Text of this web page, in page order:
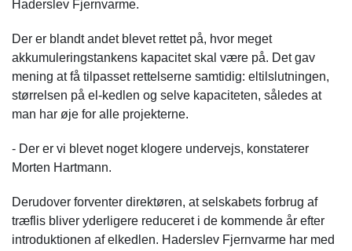
Haderslev Fjernvarme.
Der er blandt andet blevet rettet på, hvor meget
akkumuleringstankens kapacitet skal være på. Det gav
mening at få tilpasset rettelserne samtidig: eltilslutningen,
størrelsen på el-kedlen og selve kapaciteten, således at
man har øje for alle projekterne.
- Der er vi blevet noget klogere undervejs, konstaterer
Morten Hartmann.
Derudover forventer direktøren, at selskabets forbrug af
træflis bliver yderligere reduceret i de kommende år efter
introduktionen af elkedlen. Haderslev Fjernvarme har med